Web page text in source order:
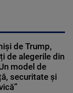
de Trump,
de alegerile din
model de
securitate și